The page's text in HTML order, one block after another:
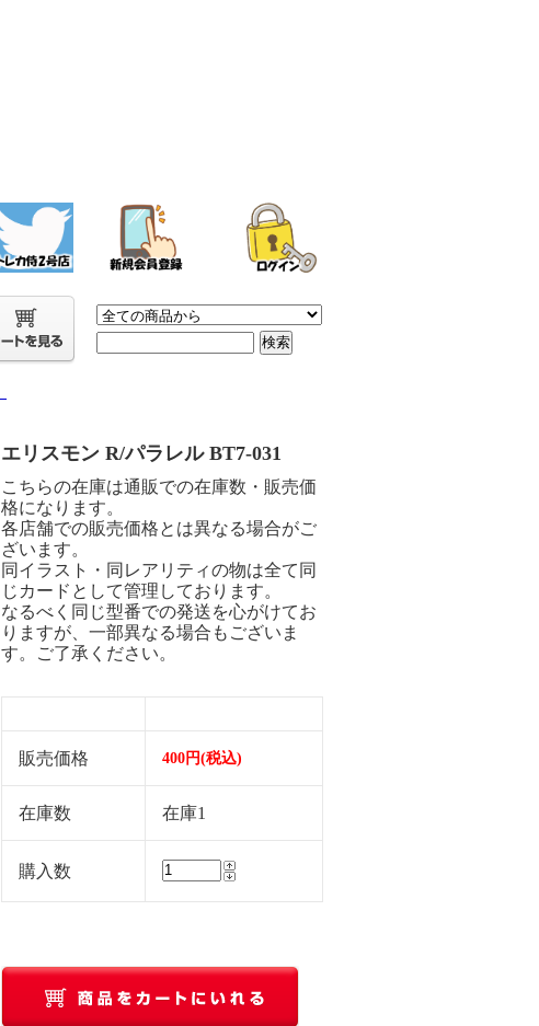
エリスモン R/パラレル BT7-031
こちらの在庫は通販での在庫数・販売価
格になります。
各店舗での販売価格とは異なる場合がご
ざいます。
同イラスト・同レアリティの物は全て同
じカードとして管理しております。
なるべく同じ型番での発送を心がけてお
りますが、一部異なる場合もございま
す。ご了承ください。
販売価格 400円(税込)
在庫数 在庫1
購入数